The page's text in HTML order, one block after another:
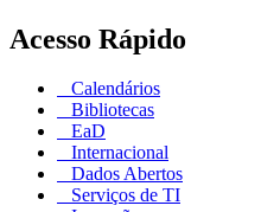
Acesso Rápido
Calendários
Bibliotecas
EaD
Internacional
Dados Abertos
Serviços de TI